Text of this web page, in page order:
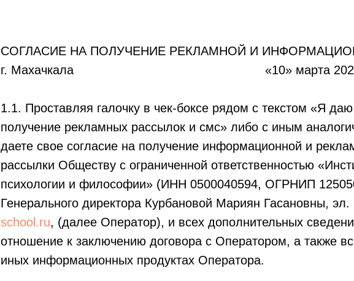
СОГЛАСИЕ НА ПОЛУЧЕНИЕ РЕКЛАМНОЙ И
г. Махачкала «10» марта
1.1. Проставляя галочку в чек-боксе рядом с текстом «Я
получение рекламных рассылок и смс» либо с иным
даете свое согласие на получение информационной и
рассылки Обществу с ограниченной ответственностью
психологии и философии» (ИНН 0500040594, ОГРНИП
Генерального директора Курбановой Мариян Гасановны, эл.
school.ru, (далее Оператор), и всех дополнительных
отношение к заключению договора с Оператором, а также
иных информационных продуктах Оператора.